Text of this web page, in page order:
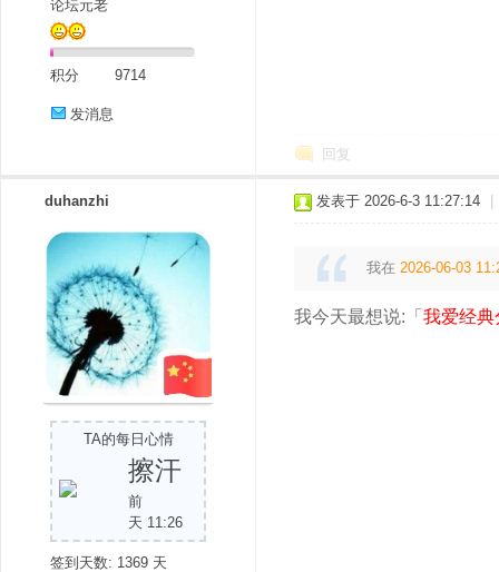
论坛元老
积分 9714
发消息
回复
duhanzhi
TA的每日心情
擦汗
前
天 11:26
签到天数: 1369 天
发表于 2026-6-3 11:27:14
我在 2026-06-03
我今天最想说:「 我爱经典